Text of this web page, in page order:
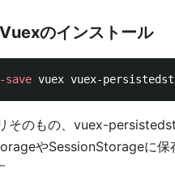
のインストール
save
そのもの、vuex-
やSessionStorageに保